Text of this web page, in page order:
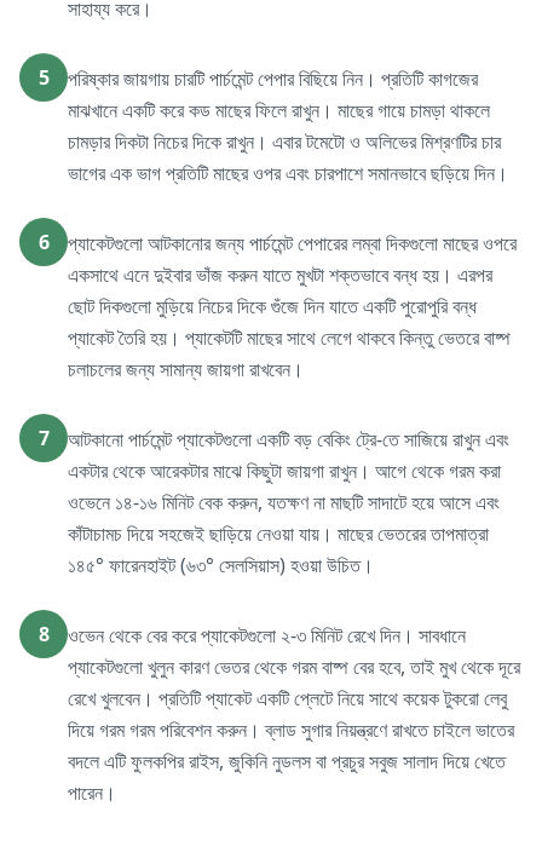
সাহায্য করে।
5
পরিষ্কার জায়গায় চারটি পার্চমেন্ট পেপার বিছিয়ে নিন। প্রতিটি কাগজের
মাঝখানে একটি করে কড মাছের ফিলে রাখুন। মাছের গায়ে চামড়া থাকলে
চামড়ার দিকটা নিচের দিকে রাখুন। এবার টমেটো ও অলিভের মিশ্রণটির চার
ভাগের এক ভাগ প্রতিটি মাছের ওপর এবং চারপাশে সমানভাবে ছড়িয়ে দিন।
6
প্যাকেটগুলো আটকানোর জন্য পার্চমেন্ট পেপারের লম্বা দিকগুলো মাছের ওপরে
একসাথে এনে দুইবার ভাঁজ করুন যাতে মুখটা শক্তভাবে বন্ধ হয়। এরপর
ছোট দিকগুলো মুড়িয়ে নিচের দিকে গুঁজে দিন যাতে একটি পুরোপুরি বন্ধ
প্যাকেট তৈরি হয়। প্যাকেটটি মাছের সাথে লেগে থাকবে কিন্তু ভেতরে বাষ্প
চলাচলের জন্য সামান্য জায়গা রাখবেন।
7
আটকানো পার্চমেন্ট প্যাকেটগুলো একটি বড় বেকিং ট্রে-তে সাজিয়ে রাখুন এবং
একটার থেকে আরেকটার মাঝে কিছুটা জায়গা রাখুন। আগে থেকে গরম করা
ওভেনে ১৪-১৬ মিনিট বেক করুন, যতক্ষণ না মাছটি সাদাটে হয়ে আসে এবং
কাঁটাচামচ দিয়ে সহজেই ছাড়িয়ে নেওয়া যায়। মাছের ভেতরের তাপমাত্রা
১৪৫° ফারেনহাইট (৬৩° সেলসিয়াস) হওয়া উচিত।
8
ওভেন থেকে বের করে প্যাকেটগুলো ২-৩ মিনিট রেখে দিন। সাবধানে
প্যাকেটগুলো খুলুন কারণ ভেতর থেকে গরম বাষ্প বের হবে, তাই মুখ থেকে দূরে
রেখে খুলবেন। প্রতিটি প্যাকেট একটি প্লেটে নিয়ে সাথে কয়েক টুকরো লেবু
দিয়ে গরম গরম পরিবেশন করুন। ব্লাড সুগার নিয়ন্ত্রণে রাখতে চাইলে ভাতের
বদলে এটি ফুলকপির রাইস, জুকিনি নুডলস বা প্রচুর সবুজ সালাদ দিয়ে খেতে
পারেন।